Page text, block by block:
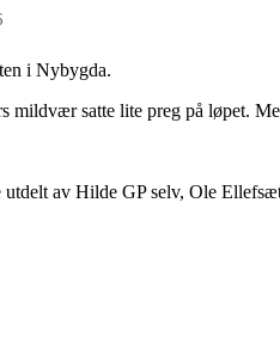
i Nybygda.
mildvær satte lite preg på løpet.
av Hilde GP selv, Ole